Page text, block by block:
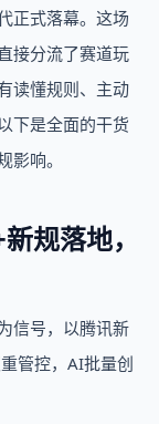
正式落幕。这场
接分流了赛道玩
读懂规则、主动
下是全面的干货
影响。
规落地，
信号，以腾讯新
管控，AI批量创